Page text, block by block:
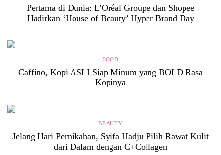
Pertama di Dunia: L’Oréal Groupe dan Shopee
Hadirkan ‘House of Beauty’ Hyper Brand Day
FOOD
Caffino, Kopi ASLI Siap Minum yang BOLD Rasa
Kopinya
BEAUTY
Jelang Hari Pernikahan, Syifa Hadju Pilih Rawat Kulit
dari Dalam dengan C+Collagen